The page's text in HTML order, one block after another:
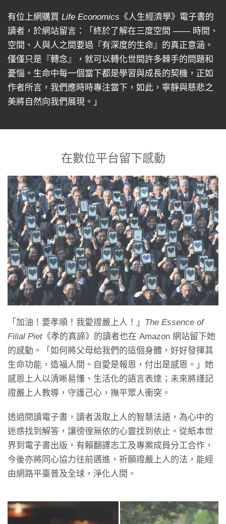
有位上網購買 Life Economics 《人生經濟學》電子書的
讀者，於網站留言：「終於了解在三度空間 —— 時間、
空間、人與人之間要過『有深度的生命』的真正意涵。
僅僅只是『轉念』，就可以轉化世間許多棘手的問題和
憂惱。生命中每一個當下都是學習與成長的契機，正如
作者所言，我們應時時專注當下，如此，寧靜與慈悲之
美將自然向我們展現。」
在數位平台留下感動
「加油！要孝順！我愛證嚴上人！」 The Essence of
Filial Piet《孝的真諦》的讀者也在 Amazon 網站留下她
的感動。「如何將父母給我們的這個身體，好好發揮其
生命功能，造福人間。自愛是報恩，付出是感恩。」她
感恩上人以清晰易懂、生活化的語言表達；未來將謹記
證嚴上人教導，守護己心，撫平眾人衝突。
透過閱讀電子書，讀者汲取上人的智慧法語，為心中的
迷惑找到解答，讓徬徨無依的心靈找到依止。從紙本世
界到電子書出版，有賴翻譯志工及專案成員分工合作，
今後亦將同心協力往前邁進，祈願證嚴上人的法，能經
由網路平臺普及全球，淨化人間。